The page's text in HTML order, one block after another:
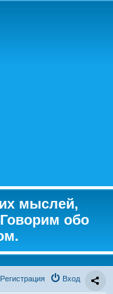
мыслей,
обо
Вход
Регистрация